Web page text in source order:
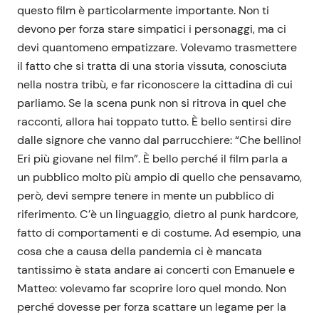
questo film è particolarmente importante. Non ti
devono per forza stare simpatici i personaggi, ma ci
devi quantomeno empatizzare. Volevamo trasmettere
il fatto che si tratta di una storia vissuta, conosciuta
nella nostra tribù, e far riconoscere la cittadina di cui
parliamo. Se la scena punk non si ritrova in quel che
racconti, allora hai toppato tutto. È bello sentirsi dire
dalle signore che vanno dal parrucchiere: “Che bellino!
Eri più giovane nel film”. È bello perché il film parla a
un pubblico molto più ampio di quello che pensavamo,
però, devi sempre tenere in mente un pubblico di
riferimento. C’è un linguaggio, dietro al punk hardcore,
fatto di comportamenti e di costume. Ad esempio, una
cosa che a causa della pandemia ci è mancata
tantissimo è stata andare ai concerti con Emanuele e
Matteo: volevamo far scoprire loro quel mondo. Non
perché dovesse per forza scattare un legame per la